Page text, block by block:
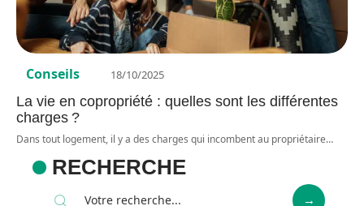
Conseils 18/10/2025
La vie en copropriété : quelles sont les différentes
charges ?
Dans tout logement, il y a des charges qui incombent au propriétaire…
RECHERCHE